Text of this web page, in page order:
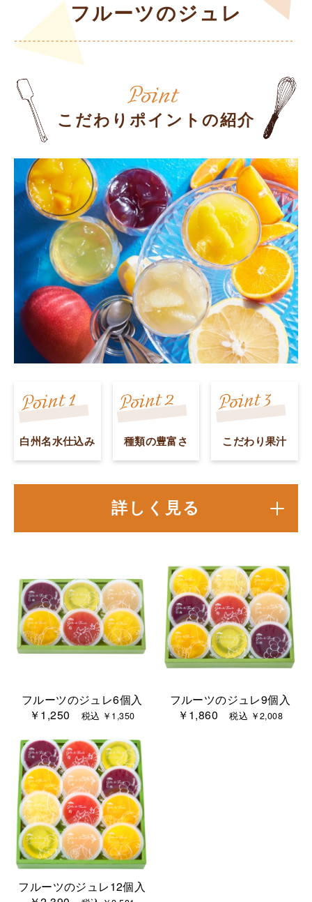
フルーツのジュレ
こだわりポイントの紹介
白州名水仕込み 種類の豊富さ こだわり果汁
詳しく見る
フルーツのジュレ6個入
￥1,250
税込 ￥1,350
フルーツのジュレ9個入
￥1,860税込 ￥2,008
フルーツのジュレ12個入